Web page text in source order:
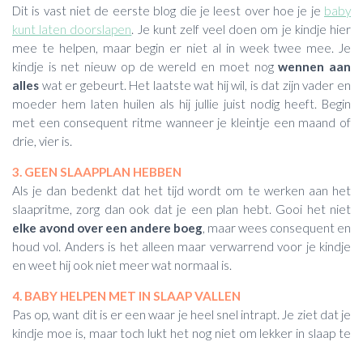
Dit is vast niet de eerste blog die je leest over hoe je je baby
kunt laten doorslapen. Je kunt zelf veel doen om je kindje hier
mee te helpen, maar begin er niet al in week twee mee. Je
kindje is net nieuw op de wereld en moet nogwennen aan
alles wat er gebeurt. Het laatste wat hij wil, is dat zijn vader en
moeder hem laten huilen als hij jullie juist nodig heeft. Begin
met een consequent ritme wanneer je kleintje een maand of
drie, vier is.
3. GEEN SLAAPPLAN HEBBEN
Als je dan bedenkt dat het tijd wordt om te werken aan het
slaapritme, zorg dan ook dat je een plan hebt. Gooi het niet
elke avond over een andere boeg, maar wees consequent en
houd vol. Anders is het alleen maar verwarrend voor je kindje
en weet hij ook niet meer wat normaal is.
4. BABY HELPEN MET IN SLAAP VALLEN
Pas op, want dit is er een waar je heel snel intrapt. Je ziet dat je
kindje moe is, maar toch lukt het nog niet om lekker in slaap te